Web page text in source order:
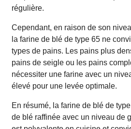
régulière.
Cependant, en raison de son
la farine de blé de type 65 ne
types de pains. Les pains plus
pains de seigle ou les pains
nécessiter une farine avec un
élevé pour une levée optimale.
En résumé, la farine de blé de
de blé raffinée avec un niveau de